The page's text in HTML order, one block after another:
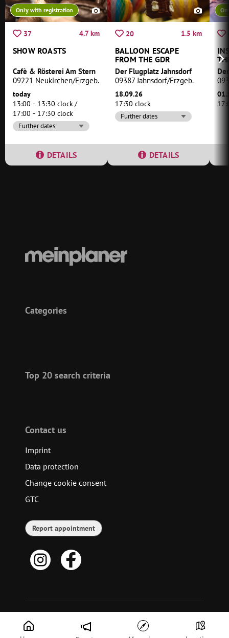
Only with registration
37 4.7 km
SHOW ROASTS
Cafè & Rösterei Am Stern
09221 Neukirchen/Erzgeb.
today
13:00 - 13:30 clock
17:00 - 17:30 clock
Further dates
DETAILS
20 1.5 km
BALLOON ESCAPE
FROM THE GDR
Der Flugplatz Jahnsdorf
09387 Jahnsdorf/Erzgeb.
18.09.26
17:30 clock
Further dates
DETAILS
Categories
Top 20 search criteria
Contact us
Imprint
Data protection
Change cookie consent
GTC
Report appointment
© 2026 meinplaner - die Eventplattform GmbH